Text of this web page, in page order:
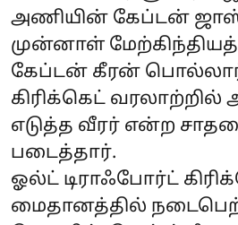
அணியின் கேப்டன்
முன்னாள்
கேப்டன் கீரன்
கிரிக்கெட்
எடுத்த வீரர் என்ற
படைத்தார்.
ஓல்ட் டிராஃபோர்ட்
மைதானத்தில்